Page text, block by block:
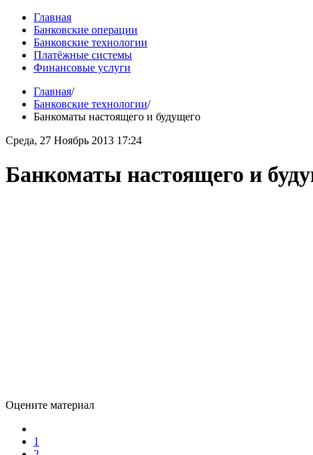
Главная
Банковские операции
Банковские технологии
Платёжные системы
Финансовые услуги
Главная/
Банковские технологии/
Банкоматы настоящего и будущего
Среда, 27 Ноябрь 2013 17:24
Банкоматы настоящего и
Оцените материал
1